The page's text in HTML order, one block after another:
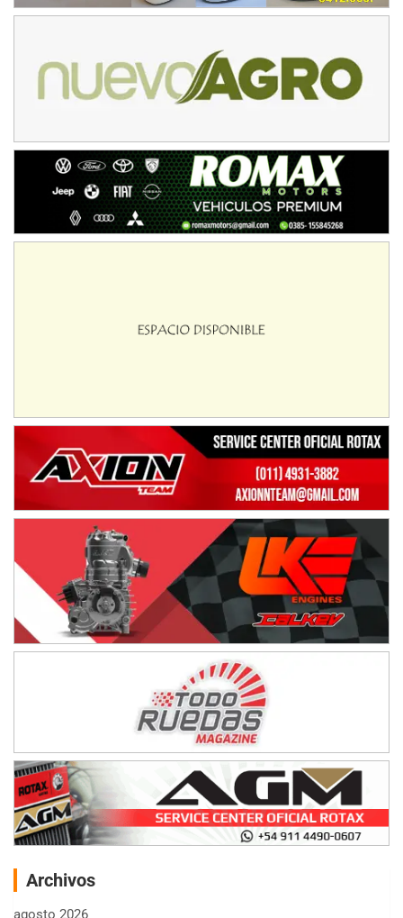
Archivos
agosto 2026